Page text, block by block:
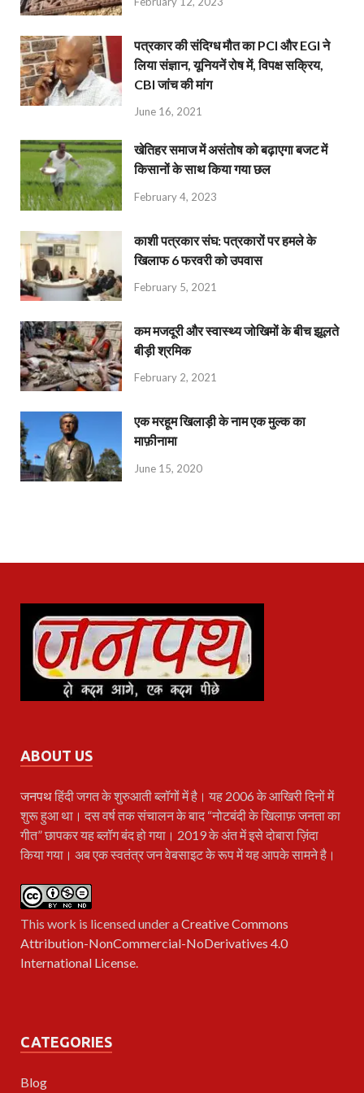
पत्रकार की संदिग्ध मौत का PCI और EGI ने
लिया संज्ञान, यूनियनें रोष में, विपक्ष सक्रिय,
CBI जांच की मांग
June 16, 2021
खेतिहर समाज में असंतोष को बढ़ाएगा बजट में
किसानों के साथ किया गया छल
February 4, 2023
काशी पत्रकार संघ: पत्रकारों पर हमले के
खिलाफ 6 फरवरी को उपवास
February 5, 2021
कम मजदूरी और स्वास्थ्य जोखिमों के बीच झूलते
बीड़ी श्रमिक
February 2, 2021
एक मरहूम खिलाड़ी के नाम एक मुल्क का
माफ़ीनामा
June 15, 2020
ABOUT US
जनपथहिंदी जगत के शुरुआती ब्लॉगों में है। यह 2006 के आखिरी दिनों में
शुरू हुआ था। दस वर्ष तक संचालन के बाद “नोटबंदी के खिलाफ़ जनता का
गीत” छापकर यह ब्लॉग बंद हो गया। 2019 के अंत में इसे दोबारा ज़िंदा
किया गया। अब एक स्वतंत्र जन वेबसाइट के रूप में यह आपके सामने है।
This work is licensed under aCreative Commons
Attribution-NonCommercial-NoDerivatives 4.0
International License.
CATEGORIES
Blog